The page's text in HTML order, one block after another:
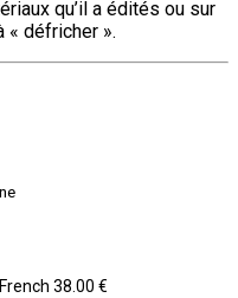
qu’il a édités ou sur
« défricher ».
38.00 €